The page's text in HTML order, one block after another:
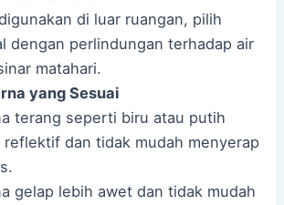
di luar ruangan, pilih
dengan perlindungan terhadap air
matahari.
yang Sesuai
terang seperti biru atau putih
reflektif dan tidak mudah menyerap
gelap lebih awet dan tidak mudah